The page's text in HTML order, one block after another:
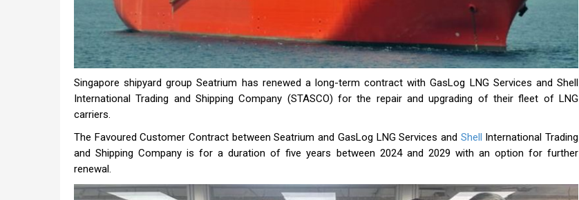
Singapore shipyard group Seatrium has renewed a long-term contract with GasLog LNG Services and Shell
International Trading and Shipping Company (STASCO) for the repair and upgrading of their fleet of LNG
carriers.
The Favoured Customer Contract between Seatrium and GasLog LNG Services and Shell International Trading
and Shipping Company is for a duration of five years between 2024 and 2029 with an option for further
renewal.